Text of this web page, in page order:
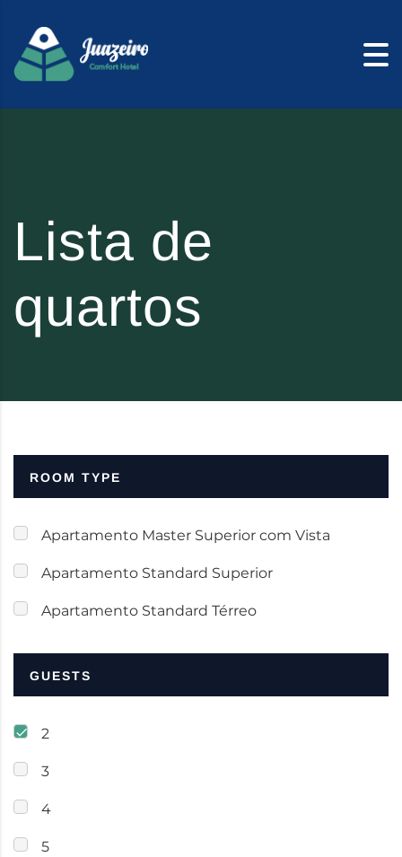
Lista de
quartos
ROOM TYPE
Apartamento Master Superior com Vista
Apartamento Standard Superior
Apartamento Standard Térreo
GUESTS
2
3
4
5